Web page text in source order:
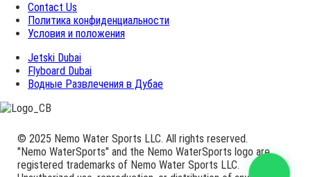
Contact Us
Политика конфиденциальности
Условия и положения
Jetski Dubai
Flyboard Dubai
Водные Развлечения в Дубае
© 2025 Nemo Water Sports LLC. All rights reserved.
"Nemo WaterSports" and the Nemo WaterSports logo are
registered trademarks of Nemo Water Sports LLC.